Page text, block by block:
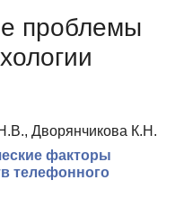
проблемы
Дворянчикова К.Н.
факторы
телефонного